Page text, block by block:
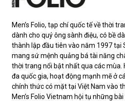
Men’s Folio, tạp chí quốc tế về thời
dành cho quý ông sành điệu, có bề
thành lập đầu tiên vào năm 1997 tại
mang sứ mệnh quảng bá tài năng
thời trang nổi bật nhất qua các mùa.
đa quốc gia, hoạt động mạnh mẽ ở
chính thức có mặt tại Việt Nam vào
Men’s Folio Vietnam hội tụ những